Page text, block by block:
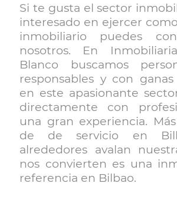
PUBLISH
YOUR
HOME
WORK
WITH
LINKS
BLOG
Si te gusta el sector
interesado en ejercer
inmobiliario puedes
nosotros. En
Blanco buscamos
responsables y con
en este apasionante
directamente con
una gran experiencia.
de de servicio en
alrededores avalan
nos convierten es una
referencia en Bilbao.